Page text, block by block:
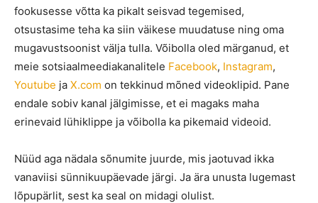
fookusesse võtta ka pikalt seisvad tegemised,
otsustasime teha ka siin väikese muudatuse ning oma
mugavustsoonist välja tulla. Võibolla oled märganud, et
meie sotsiaalmeediakanalitele Facebook, Instagram,
Youtube ja X.com on tekkinud mõned videoklipid. Pane
endale sobiv kanal jälgimisse, et ei magaks maha
erinevaid lühiklippe ja võibolla ka pikemaid videoid.
Nüüd aga nädala sõnumite juurde, mis jaotuvad ikka
vanaviisi sünnikuupäevade järgi. Ja ära unusta lugemast
lõpupärlit, sest ka seal on midagi olulist.